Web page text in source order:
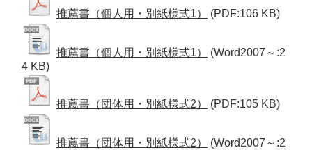
推薦書（個人用・別紙様式1） (PDF:106 KB)
推薦書（個人用・別紙様式1）
(Word2007～:2
4 KB)
推薦書（団体用・別紙様式2） (PDF:105 KB)
推薦書（団体用・別紙様式2）
(Word2007～:2